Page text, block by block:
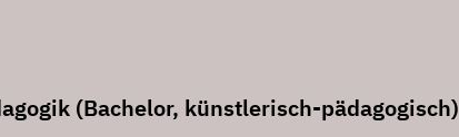
(Bachelor, künstlerisch-pädagogisch)